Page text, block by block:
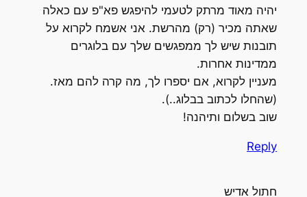
יהיה מאוד מרתק לטעמי להיפגש פא"פ עם כאלה
שאתה מכיר (רק) מהרשת. אני אשמח לקרוא על
תובנות שיש לך ממפגשים שלך עם בלוגרים
ממדינות אחרות.
מעניין לקרוא, אם יספרו לך, מה קרה להם מאז.
(שהחלו לכתוב בבלוג..).
שוב בשלום ותיהנה!
Reply
חתול אדיש